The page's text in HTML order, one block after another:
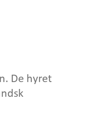
De hyret